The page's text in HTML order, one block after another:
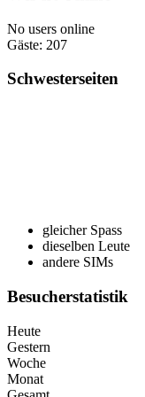
No users online
Gäste: 207
Schwesterseiten
gleicher Spass
dieselben Leute
andere SIMs
Besucherstatistik
Heute
Gestern
Woche
Monat